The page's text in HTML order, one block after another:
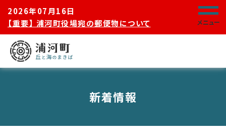
2026年07月16日
【重要】 浦河町役場宛の郵便物について
メニュー
新着情報